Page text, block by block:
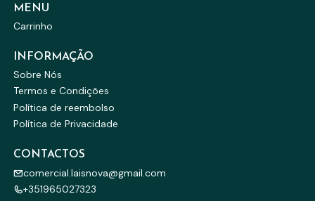
MENU
Carrinho
INFORMAÇÃO
Sobre Nós
Termos e Condições
Política de reembolso
Política de Privacidade
CONTACTOS
comercial.laisnova@gmail.com
+351965027323